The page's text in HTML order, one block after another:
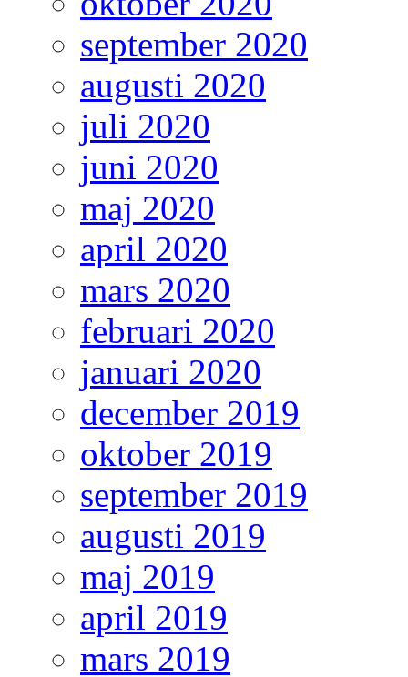
september 2020
augusti 2020
juli 2020
juni 2020
maj 2020
april 2020
mars 2020
februari 2020
januari 2020
december 2019
oktober 2019
september 2019
augusti 2019
maj 2019
april 2019
mars 2019